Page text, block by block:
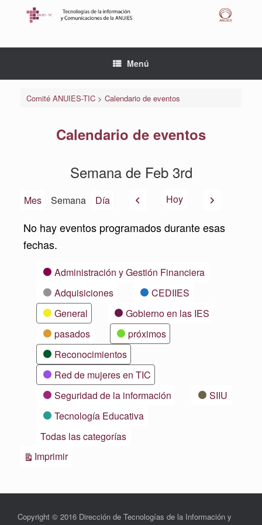
Menú
Comité ANUIES-TIC> Calendario de eventos
Calendario de eventos
Semana de Feb 3rd
Mes Semana Día AnteriorHoy Siguiente
No hay eventos programados durante esas
fechas.
CategoríasAdministración y Gestión Financiera
Adquisiciones
CEDIIES
General
Gobierno en las IES
pasados
próximos
Reconocimientos
Red de mujeres en TIC
Seguridad de la información
SIIU
Tecnología Educativa
Todas las categorías
ImprimirVistas
Copyright © 2016 Dirección de Tecnologías de la Información y